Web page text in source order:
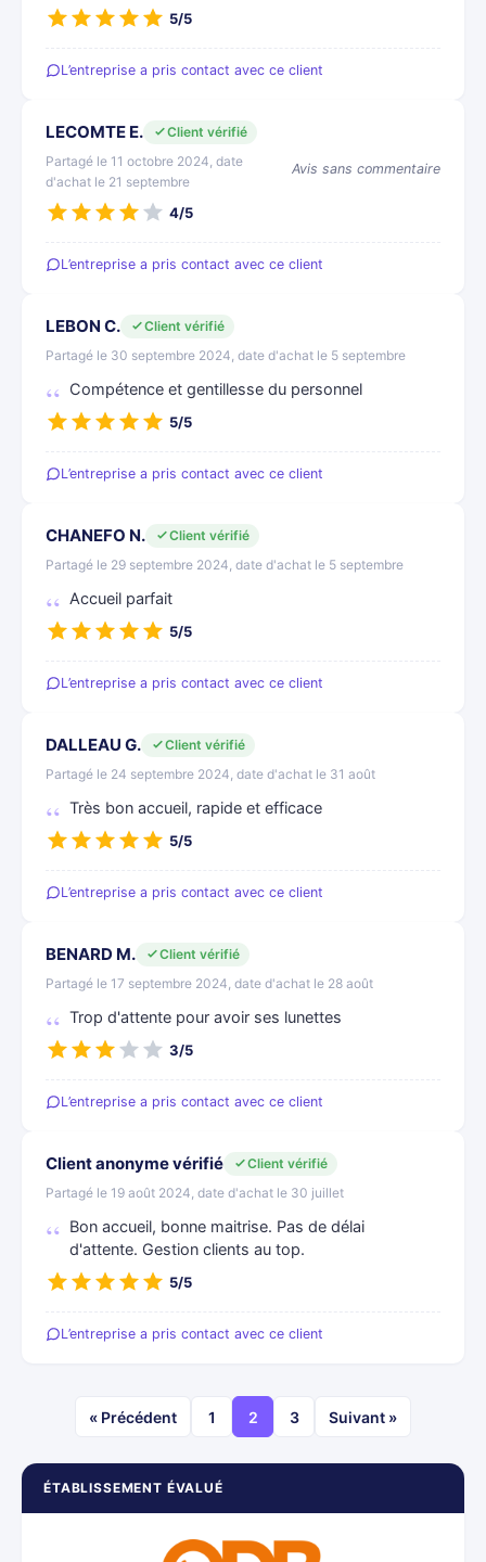
ÉTABLISSEMENT ÉVALUÉ
5/5
L’entreprise a pris contact avec ce client
LECOMTE E.
Client vérifié
Partagé le 11 octobre 2024, date
d'achat le 21 septembre
Avis sans commentaire
4/5
L’entreprise a pris contact avec ce client
LEBON C.
Client vérifié
Partagé le 30 septembre 2024, date d'achat le 5 septembre
Compétence et gentillesse du personnel
5/5
L’entreprise a pris contact avec ce client
CHANEFO N.
Client vérifié
Partagé le 29 septembre 2024, date d'achat le 5 septembre
Accueil parfait
5/5
L’entreprise a pris contact avec ce client
DALLEAU G.
Client vérifié
Partagé le 24 septembre 2024, date d'achat le 31 août
Très bon accueil, rapide et efficace
5/5
L’entreprise a pris contact avec ce client
BENARD M.
Client vérifié
Partagé le 17 septembre 2024, date d'achat le 28 août
Trop d'attente pour avoir ses lunettes
3/5
L’entreprise a pris contact avec ce client
Client anonyme vérifié
Client vérifié
Partagé le 19 août 2024, date d'achat le 30 juillet
Bon accueil, bonne maitrise. Pas de délai
d'attente. Gestion clients au top.
5/5
L’entreprise a pris contact avec ce client
« Précédent 1 2 3 Suivant »